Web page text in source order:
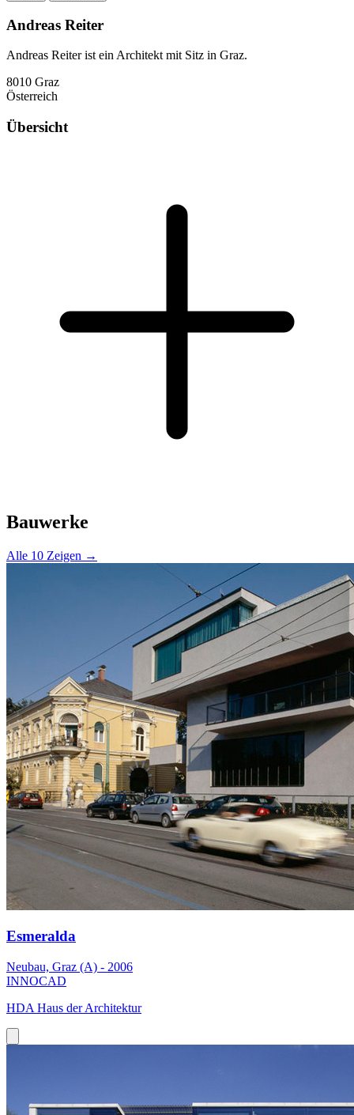
Andreas Reiter
Andreas Reiter ist ein Architekt mit Sitz in Graz.
8010 Graz
Österreich
Übersicht
Bauwerke
Alle 10 Zeigen →
Esmeralda
Neubau, Graz (A) - 2006
INNOCAD
HDA Haus der Architektur